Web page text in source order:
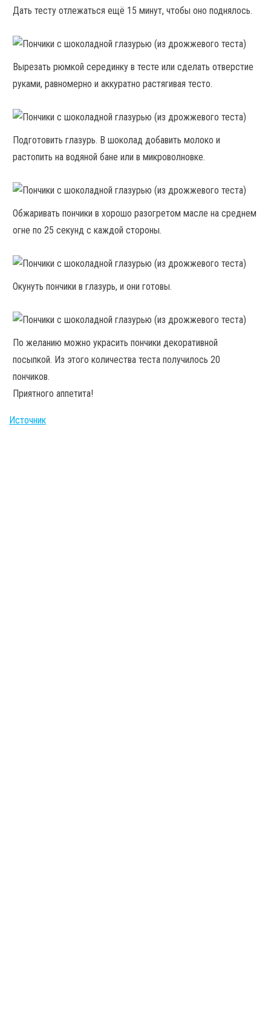
Дать тесту отлежаться ещё 15 минут, чтобы оно поднялось.
Вырезать рюмкой серединку в тесте или сделать отверстие
руками, равномерно и аккуратно растягивая тесто.
Подготовить глазурь. В шоколад добавить молоко и
растопить на водяной бане или в микроволновке.
Обжаривать пончики в хорошо разогретом масле на среднем
огне по 25 секунд с каждой стороны.
Окунуть пончики в глазурь, и они готовы.
По желанию можно украсить пончики декоративной
посыпкой. Из этого количества теста получилось 20
пончиков.
Приятного аппетита!
Источник